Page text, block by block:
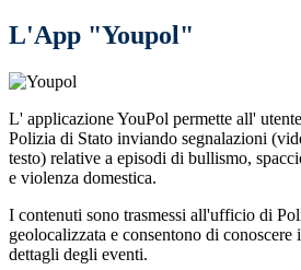
L'App "Youpol"
L' applicazione YouPol permette all'
Polizia di Stato inviando segnalazioni
testo) relative a episodi di bullismo,
e violenza domestica.
I contenuti sono trasmessi all'ufficio di
geolocalizzata e consentono di
dettagli degli eventi.